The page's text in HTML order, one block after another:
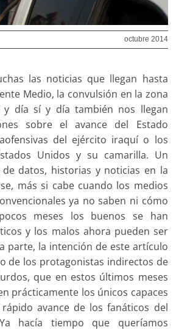
octubre 2014
las noticias que llegan hasta
Medio, la convulsión en la zona
y día sí y día también nos llegan
sobre el avance del Estado
del ejército iraquí o los
Unidos y su camarilla. Un
datos, historias y noticias en la
más si cabe cuando los medios
ya no saben ni cómo
meses los buenos se han
y los malos ahora pueden ser
parte, la intención de este artículo
de los protagonistas indirectos de
que en estos últimos meses
prácticamente los únicos capaces
avance de los fanáticos del
hacía tiempo que queríamos